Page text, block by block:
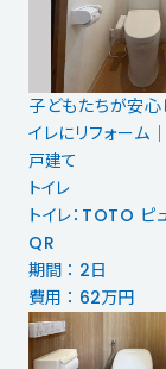
子どもたちが安心
イレにリフォーム
戸建て
トイレ
トイレ：TOTO ピ
QR
期間 ： 2日
費用 ： 62万円